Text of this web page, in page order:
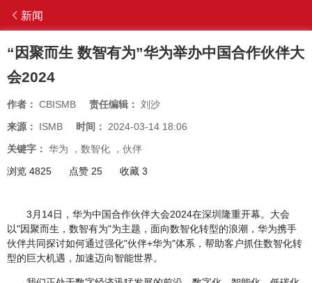
新闻
“因聚而生 数智有为”华为举办中国合作伙伴大
会2024
作者： CBISMB 责任编辑： 刘沙
来源： ISMB 时间： 2024-03-14 18:06
关键字： 华为 ， 数智化 ， 伙伴
浏览 4825
点赞 25 收藏 3
3月14日，华为中国合作伙伴大会2024在深圳隆重开幕。大会
以"因聚而生，数智有为"为主题，面向数智化转型的浪潮，华为携手
伙伴共同探讨如何通过强化"伙伴+华为"体系，帮助客户抓住数智化转
型的巨大机遇，加速迈向智能世界。